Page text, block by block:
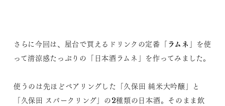
さらに今回は、屋台で買えるドリンクの定番 「ラムネ」
を使
って清涼感たっぷりの「日本酒ラムネ」を作ってみました。
使うのは先ほどペアリングした「久保田 純米大吟醸」と
「久保田 スパークリング」の2種類の日本酒。そのまま飲